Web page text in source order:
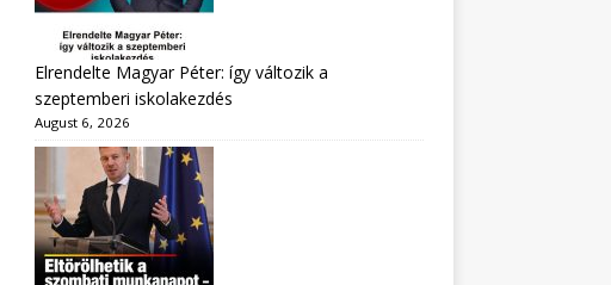
Elrendelte Magyar Péter: így változik a
szeptemberi iskolakezdés
August 6, 2026